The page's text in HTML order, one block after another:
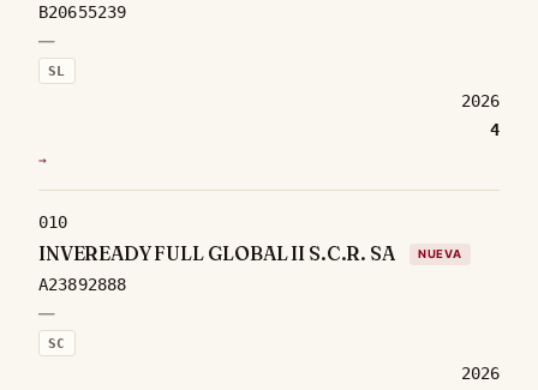
B20655239
—
SL
2026
4
→
010
INVEREADY FULL GLOBAL II S.C.R. SA NUEVA
A23892888
—
SC
2026